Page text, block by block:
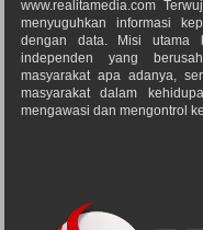
www.realitamedia.com
menyuguhkan informasi
dengan data. Misi utama
independen yang
masyarakat apa adanya,
masyarakat dalam
mengawasi dan mengontrol